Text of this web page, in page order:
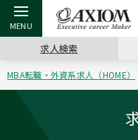
戻る
アクシアムの特長
戻る
キャリア支援 TOP
戻る
転職ツール TOP
戻る
転職コラム TOP
戻る
イベント・セミナー TOP
戻る
会社概要 TOP
求人検索
MBA転職・外資系求人（HOME）